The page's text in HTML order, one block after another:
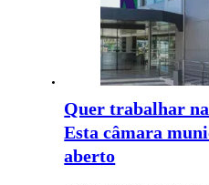
Quer trabalhar
Esta câmara
aberto